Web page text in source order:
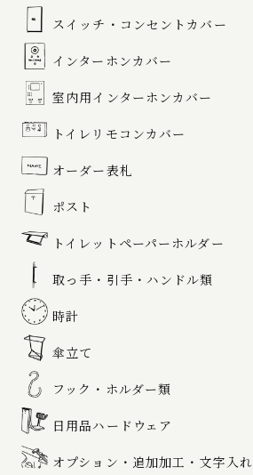
スイッチ・コンセントカバー
インターホンカバー
室内用インターホンカバー
トイレリモコンカバー
オーダー表札
ポスト
トイレットペーパーホルダー
取っ手・引手・ハンドル類
時計
傘立て
フック・ホルダー類
日用品ハードウェア
オプション・追加加工・文字入れ